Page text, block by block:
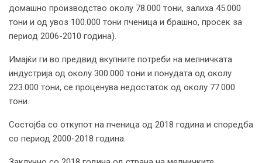
домашно производство околу 78.000 тони, залиха 45.000
тони и од увоз 100.000 тони пченица и брашно, просек за
период 2006-2010 година).
Имајќи ги во предвид вкупните потреби на мелничката
индустрија од околу 300.000 тони и понудата од околу
223.000 тони, се проценува недостаток од околу 77.000
тони.
Состојба со откупот на пченица од 2018 година и споредба
со период 2000-2018 година.